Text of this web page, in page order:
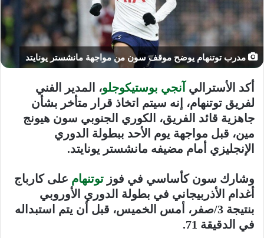
مدرب توتنهام يوضح موقف سون من مواجهة مانشستر يونايتد
أكد الأسترالي آنجي بوستيكوجلو، المدير الفني
لفريق توتنهام، إنه سيتم اتخاذ قرار متأخر بشأن
جاهزية قائد الفريق، الكوري الجنوبي سون هيونج
مين، قبل مواجهة يوم الأحد ببطولة الدوري
الإنجليزي أمام مضيفه مانشستر يونايتد.
وشارك سون كأساسي في فوز توتنهام على كارباج
أغدام الأذربيجاني في بطولة الدوري الأوروبي
بنتيجة 3/صفر، أمس الخميس، قبل أن يتم استبداله
في الدقيقة 71.